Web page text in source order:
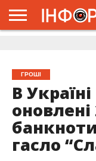
ГРОШІ
В
оновлені
гасло